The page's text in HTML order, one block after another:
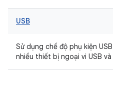
USB
Sử dụng chế độ phụ kiện
nhiều thiết bị ngoại vi USB